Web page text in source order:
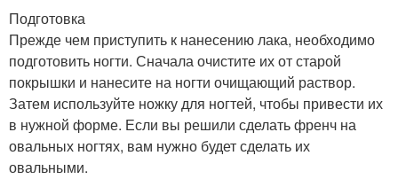
Подготовка
Прежде чем приступить к нанесению лака, необходимо
подготовить ногти. Сначала очистите их от старой
покрышки и нанесите на ногти очищающий раствор.
Затем используйте ножку для ногтей, чтобы привести их
в нужной форме. Если вы решили сделать френч на
овальных ногтях, вам нужно будет сделать их
овальными.